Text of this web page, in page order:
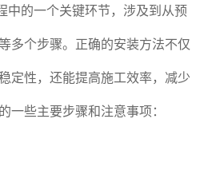
中的一个关键环节，涉及到从预
多个步骤。正确的安装方法不仅
定性，还能提高施工效率，减少
的一些主要步骤和注意事项：